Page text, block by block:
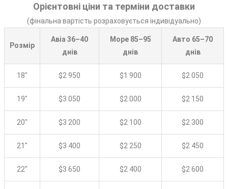
Орієнтовні ціни та терміни доставки
(фінальна вартість розраховується індивідуально)
Розмір
Авіа 36–40
днів
Море 85–95
днів
Авто 65–70
днів
18″ $2 950 $1 900 $2 050
19″ $3 050 $2 000 $2 150
20″ $3 200 $2 100 $2 300
21″ $3 400 $2 250 $2 450
22″ $3 650 $2 400 $2 600